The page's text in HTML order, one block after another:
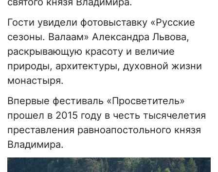
Гости увидели фотовыставку «Русские
сезоны. Валаам» Александра Львова,
раскрывающую красоту и величие
природы, архитектуры, духовной жизни
монастыря.
Впервые фестиваль «Просветитель»
прошел в 2015 году в честь тысячелетия
преставления равноапостольного князя
Владимира.